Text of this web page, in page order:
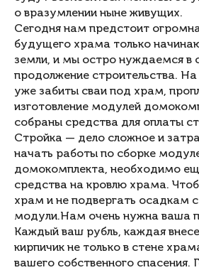
о вразумлении ныне живущих.
Сегодня нам предстоит
будущего храма только
земли, и мы остро нуждаемся в
продолжение строительства.
уже забиты сваи под храм,
изготовление модулей
собраны средства для оплаты
Стройка — дело сложное и
начать работы по сборке
домокомплекта, необходимо
средства на кровлю храма.
храм и не подвергать осадкам
модули.Нам очень нужна ваша
Каждый ваш рубль, каждая
кирпичик не только в стене
вашего собственного спасения.